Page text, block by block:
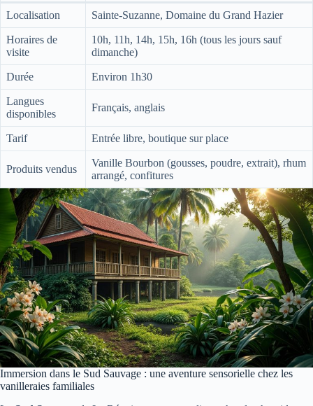
Localisation Sainte-Suzanne, Domaine du Grand Hazier
Horaires de
visite
10h, 11h, 14h, 15h, 16h (tous les jours sauf
dimanche)
Durée Environ 1h30
Langues
disponibles
Français, anglais
Tarif Entrée libre, boutique sur place
Produits vendus
Vanille Bourbon (gousses, poudre, extrait), rhum
arrangé, confitures
Immersion dans le Sud Sauvage : une aventure sensorielle chez les
vanilleraies familiales